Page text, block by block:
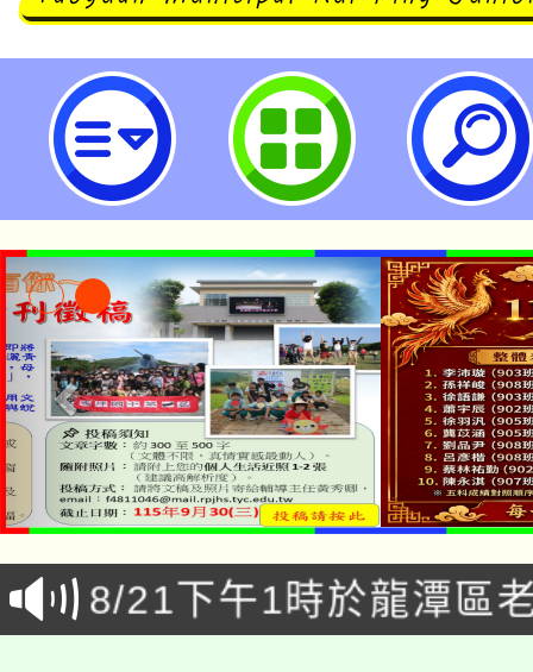
neilrpjhstyc網站設計者：徐嘉
「本色祭」8/29、30在
場熱烈登場!
8/21下午1時於龍潭區
徵才活動。
YOUNG桃局內行報名